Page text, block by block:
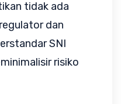
tidak ada
dan
SNI
risiko